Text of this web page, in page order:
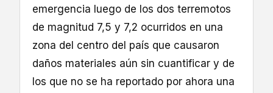
emergencia luego de los dos terremotos
de magnitud 7,5 y 7,2 ocurridos en una
zona del centro del país que causaron
daños materiales aún sin cuantificar y de
los que no se ha reportado por ahora una